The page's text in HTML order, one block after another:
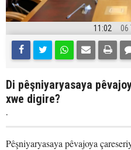
11:02 06
Di pêşniyaryasaya
xwe digire?
.
Pêşniyaryasaya pêvajoya